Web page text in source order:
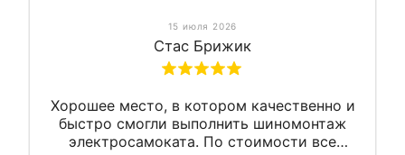
15 июля 2026
Стас Брижик
Хорошее место, в котором качественно и
быстро смогли выполнить шиномонтаж
электросамоката. По стоимости все